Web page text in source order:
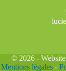
© 2026 -
Mentions légales -